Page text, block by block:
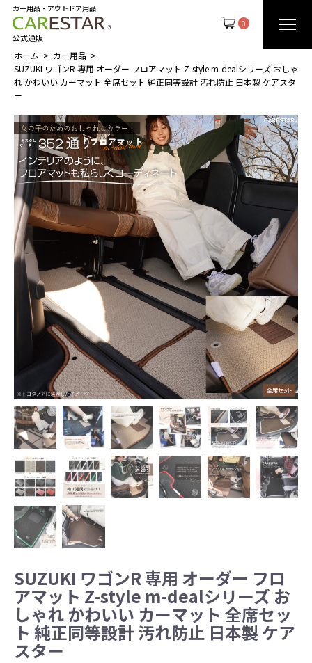
0
カー用品・アウトドア用品
公式通販
ホーム
カー用品
SUZUKI ワゴンR 専用 オーダー フロアマット Z-style m-dealシリーズ おしゃ
れ かわいい カーマット 全席セット 純正同等設計 汚れ防止 日本製 ケアスタ
ー
SUZUKI ワゴンR 専用 オーダー フロ
アマット Z-style m-dealシリーズ お
しゃれ かわいい カーマット 全席セッ
ト 純正同等設計 汚れ防止 日本製 ケア
スター